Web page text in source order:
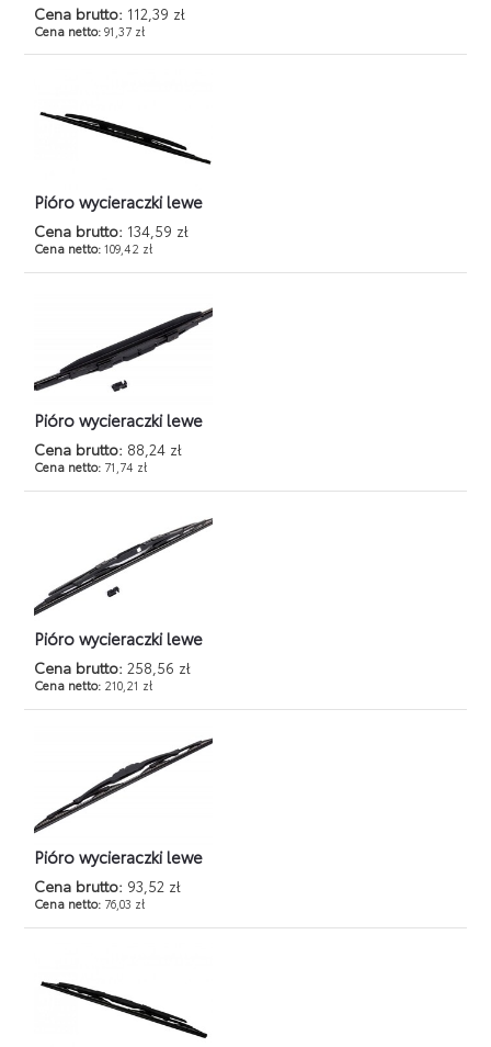
Cena brutto: 112,39 zł
Cena netto:91,37 zł
Pióro wycieraczki lewe
Cena brutto: 134,59 zł
Cena netto:109,42 zł
Pióro wycieraczki lewe
Cena brutto: 88,24 zł
Cena netto: 71,74 zł
Pióro wycieraczki lewe
Cena brutto: 258,56 zł
Cena netto: 210,21 zł
Pióro wycieraczki lewe
Cena brutto: 93,52 zł
Cena netto: 76,03 zł